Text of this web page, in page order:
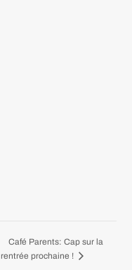
Café Parents: Cap sur la
rentrée prochaine !